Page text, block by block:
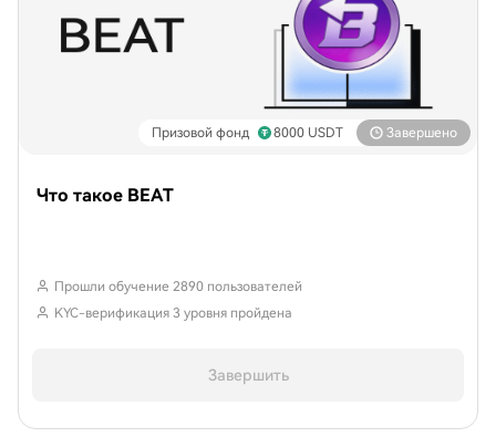
Призовой фонд 8000 USDT Завершено
Что такое BEAT
Прошли обучение 2890 пользователей
KYC-верификация 3 уровня пройдена
Завершить